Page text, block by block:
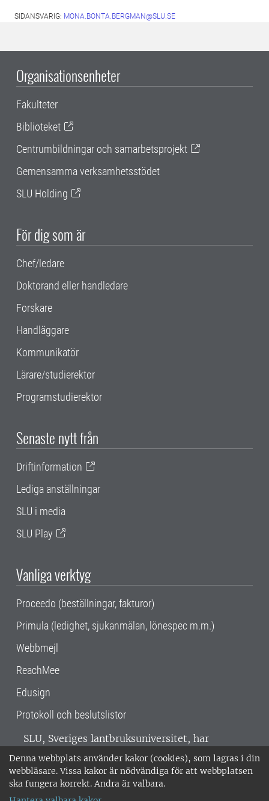
Denna webbplats använder kakor (cookies), som lagras i din
webbläsare. Vissa kakor är nödvändiga för att webbplatsen
ska fungera korrekt. Andra är valbara.
SIDANSVARIG: MONA.BONTA.BERGMAN@SLU.SE
Organisationsenheter
Fakulteter
Biblioteket
Centrumbildningar och samarbetsprojekt
Gemensamma verksamhetsstödet
SLU Holding
För dig som är
Chef/ledare
Doktorand eller handledare
Forskare
Handläggare
Kommunikatör
Lärare/studierektor
Programstudierektor
Senaste nytt från
Driftinformation
Lediga anställningar
SLU i media
SLU Play
Vanliga verktyg
Proceedo (beställningar, fakturor)
Primula (ledighet, sjukanmälan, lönespec m.m.)
Webbmejl
ReachMee
Edusign
Protokoll och beslutslistor
SLU, Sveriges lantbruksuniversitet, har
verksamhet över hela Sverige. Huvudorter är
Alnarp, Uppsala och Umeå.SLU är
miljöcertifierat enligt ISO 14001. •
018-67 10 00 • Org nr: 202100-2817 •